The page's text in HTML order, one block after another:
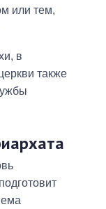
или тем,
в
также